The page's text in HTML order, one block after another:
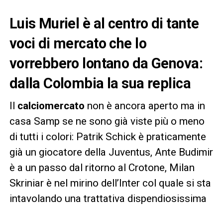
Luis Muriel è al centro di tante
voci di mercato che lo
vorrebbero lontano da Genova:
dalla Colombia la sua replica
Il calciomercato non è ancora aperto ma in
casa Samp se ne sono già viste più o meno
di tutti i colori: Patrik Schick è praticamente
già un giocatore della Juventus, Ante Budimir
è a un passo dal ritorno al Crotone, Milan
Skriniar è nel mirino dell’Inter col quale si sta
intavolando una trattativa dispendiosissima